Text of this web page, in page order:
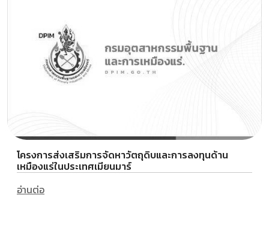
โครงการส่งเสริมการจัดหาวัตถุดิบและการลงทุนด้าน
เหมืองแร่ในประเทศเมียนมาร์
อ่านต่อ